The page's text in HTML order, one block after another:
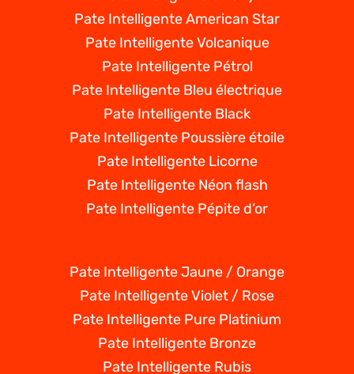
Pate Intelligente American Star
Pate Intelligente Volcanique
Pate Intelligente Pétrol
Pate Intelligente Bleu électrique
Pate Intelligente Black
Pate Intelligente Poussière étoile
Pate Intelligente Licorne
Pate Intelligente Néon flash
Pate Intelligente Pépite d’or
Pate Intelligente Jaune / Orange
Pate Intelligente Violet / Rose
Pate Intelligente Pure Platinium
Pate Intelligente Bronze
Pate Intelligente Rubis